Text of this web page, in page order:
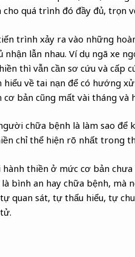
quá trình đó đầy đủ, trọn
trình xảy ra vào những
lẫn nhau. Ví dụ ngã xe
thì vẫn cần sơ cứu và cấp
về tai nạn để có hướng
cơ bản cũng mất vài tháng và
chữa bệnh là làm sao
chỉ thể hiện rõ nhất trong
hành thiền ở mức cơ bản
là bình an hay chữa bệnh,
quan sát, tự thấu hiểu, tự